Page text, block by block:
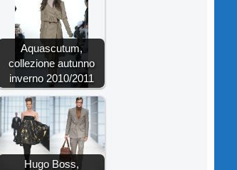
Aquascutum,
collezione autunno
inverno 2010/2011
Hugo Boss,